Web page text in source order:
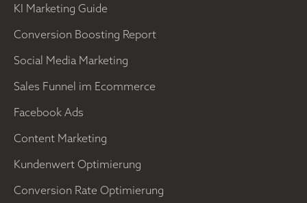
KI Marketing Guide
Conversion Boosting Report
Social Media Marketing
Sales Funnel im Ecommerce
Facebook Ads
Content Marketing
Kundenwert Optimierung
Conversion Rate Optimierung